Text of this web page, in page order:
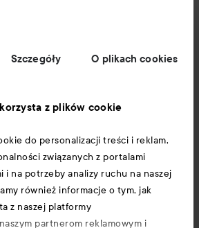
Szczegóły O plikach cookies
z plików cookie
do personalizacji treści i reklam,
związanych z portalami
i na potrzeby analizy ruchu na naszej
również informacje o tym, jak
z naszej platformy
partnerom reklamowym i
our app here